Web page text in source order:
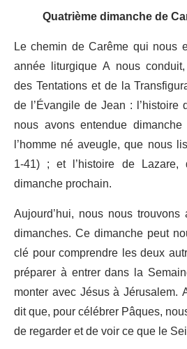
Quatrième dimanche de
Le chemin de Carême qui nous
année liturgique A nous
des Tentations et de la
de l’Évangile de Jean :
nous avons entendue
l’homme né aveugle, que nous
1-41) ; et l’histoire de Lazare,
dimanche prochain.
Aujourd’hui, nous nous
dimanches. Ce dimanche peut
clé pour comprendre les deux
préparer à entrer dans la
monter avec Jésus à Jérusalem.
dit que, pour célébrer Pâques,
de regarder et de voir ce que le